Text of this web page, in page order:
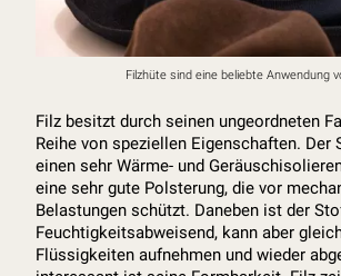
Filzhüte sind eine beliebte Anwendung
Filz besitzt durch seinen ungeordneten
Reihe von speziellen Eigenschaften. Der
einen sehr Wärme- und
eine sehr gute Polsterung, die vor
Belastungen schützt. Daneben ist der
Feuchtigkeitsabweisend, kann aber
Flüssigkeiten aufnehmen und wieder